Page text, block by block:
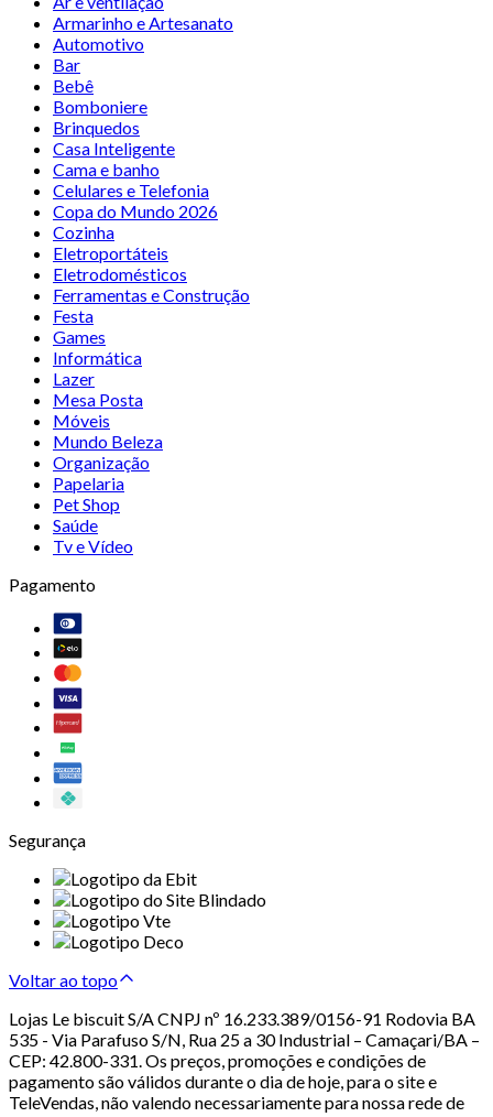
Armarinho e Artesanato
Automotivo
Bar
Bebê
Bomboniere
Brinquedos
Casa Inteligente
Cama e banho
Celulares e Telefonia
Copa do Mundo 2026
Cozinha
Eletroportáteis
Eletrodomésticos
Ferramentas e Construção
Festa
Games
Informática
Lazer
Mesa Posta
Móveis
Mundo Beleza
Organização
Papelaria
Pet Shop
Saúde
Tv e Vídeo
Pagamento
Segurança
Voltar ao topo
Lojas Le biscuit S/A CNPJ nº 16.233.389/0156-91 Rodovia BA
535 - Via Parafuso S/N, Rua 25 a 30 Industrial – Camaçari/BA –
CEP: 42.800-331. Os preços, promoções e condições de
pagamento são válidos durante o dia de hoje, para o site e
TeleVendas, não valendo necessariamente para nossa rede de